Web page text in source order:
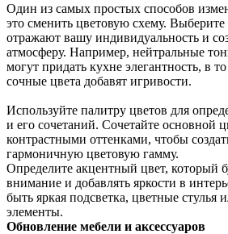
Один из самых простых способов
это сменить цветовую схему. Выберите
отражают вашу индивидуальность и
атмосферу. Например, нейтральные
могут придать кухне элегантность, в
сочные цвета добавят игривости.
Используйте палитру цветов для
и его сочетаний. Сочетайте основной
контрастными оттенками, чтобы
гармоничную цветовую гамму.
Определите акцентный цвет, который
внимание и добавлять яркости в
быть яркая подсветка, цветные стулья
элементы.
Обновление мебели и аксессуаров